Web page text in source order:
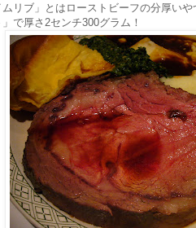
リブ」とはローストビーフの分厚い
」で厚さ2センチ300グラム！